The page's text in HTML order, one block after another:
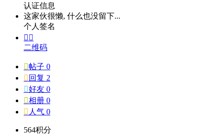
认证信息
这家伙很懒, 什么也没留下...
个人签名
 
二维码
帖子 0
 回复 2
好友 0
相册 0
 人气 0
564积分